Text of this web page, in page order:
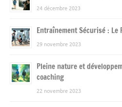
24 décembre 2023
Entraînement Sécurisé : Le
29 novembre 2023
Pleine nature et
coaching
22 novembre 2023